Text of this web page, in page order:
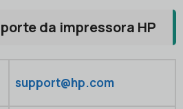
da impressora HP
support@hp.com